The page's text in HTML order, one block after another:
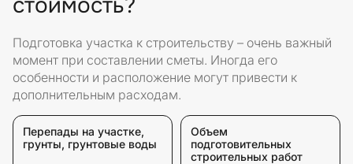
Подготовка участка к строительству – очень важный
момент при составлении сметы. Иногда его
особенности и расположение могут привести к
дополнительным расходам.
Перепады на участке,
грунты, грунтовые воды
Объем
подготовительных
строительных работ